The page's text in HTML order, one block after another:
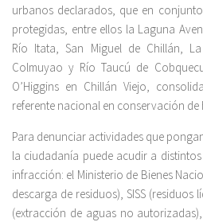
urbanos declarados, que en
protegidas, entre ellos la Laguna
Río Itata, San Miguel de Chillán,
Colmuyao y Río Taucú de
O’Higgins en Chillán Viejo,
referente nacional en conservación de
Para denunciar actividades que
la ciudadanía puede acudir a
infracción: el Ministerio de Bienes
descarga de residuos), SISS
(extracción de aguas no